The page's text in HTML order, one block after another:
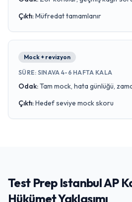
Çıktı:Müfredat tamamlanır
Mock + revizyon
SÜRE: SINAVA 4-6 HAFTA KALA
Odak:Tam mock, hata günlüğü,
Çıktı:Hedef seviye mock skoru
Test Prep Istanbul AP
Hükümet Yaklaşımı